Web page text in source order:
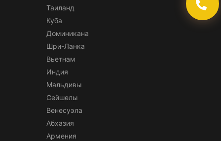
Таиланд
Куба
Доминикана
Шри-Ланка
Вьетнам
Индия
Мальдивы
Сейшелы
Венесуэла
Абхазия
Армения